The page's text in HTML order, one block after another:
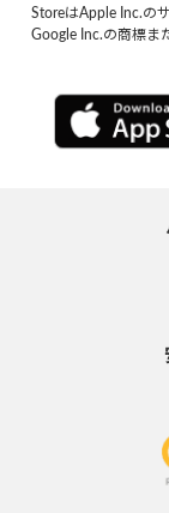
StoreはApple Inc.の
Google Inc.の商標ま